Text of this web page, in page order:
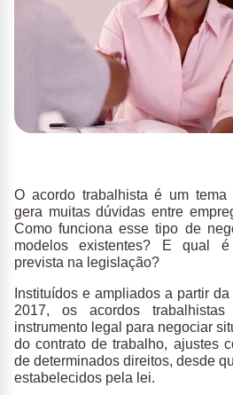
O acordo trabalhistaé um tema
gera muitas dúvidas entre
Como funciona esse tipo de
modelos existentes? E qual
prevista na legislação?
Instituídos e ampliados a partir
2017, os acordos
instrumento legal para negociar
do contrato de trabalho, ajustes
de determinados direitos, desde
estabelecidos pela lei.